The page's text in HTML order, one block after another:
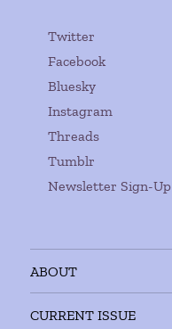
Twitter
Facebook
Bluesky
Instagram
Threads
Tumblr
Newsletter Sign-Up
ABOUT
CURRENT ISSUE